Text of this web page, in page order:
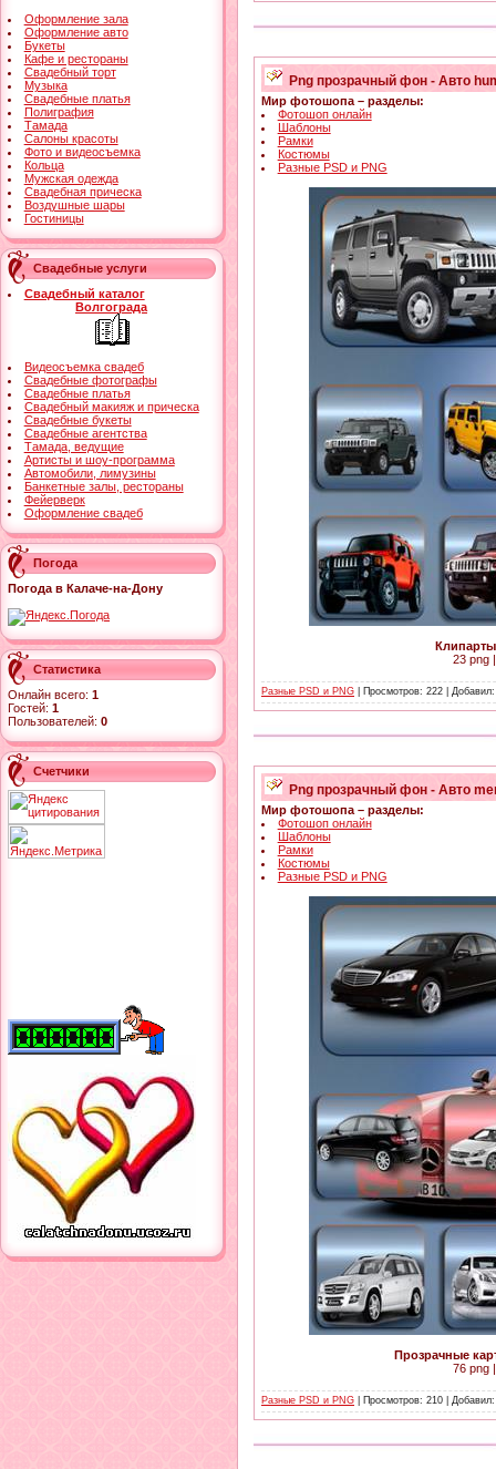
Оформление зала
Оформление авто
Букеты
Кафе и рестораны
Свадебный торт
Музыка
Свадебные платья
Полиграфия
Тамада
Салоны красоты
Фото и видеосъемка
Кольца
Мужская одежда
Свадебная прическа
Воздушные шары
Гостиницы
Свадебные услуги
Свадебный каталог
Волгограда
Видеосъемка свадеб
Свадебные фотографы
Свадебные платья
Свадебный макияж и прическа
Свадебные букеты
Свадебные агентства
Тамада, ведущие
Артисты и шоу-программа
Автомобили, лимузины
Банкетные залы, рестораны
Фейерверк
Оформление свадеб
Погода
Погода в Калаче-на-Дону
Статистика
Онлайн всего: 1
Гостей: 1
Пользователей: 0
Счетчики
Png прозрачный фон - Авто
Мир фотошопа – разделы:
Фотошоп онлайн
Шаблоны
Рамки
Костюмы
Разные PSD и PNG
23 png
Разные PSD и PNG | Просмотров: 222 |
Png прозрачный фон - Авто
Мир фотошопа – разделы:
Фотошоп онлайн
Шаблоны
Рамки
Костюмы
Разные PSD и PNG
Прозрачные
76 png
Разные PSD и PNG | Просмотров: 210 |